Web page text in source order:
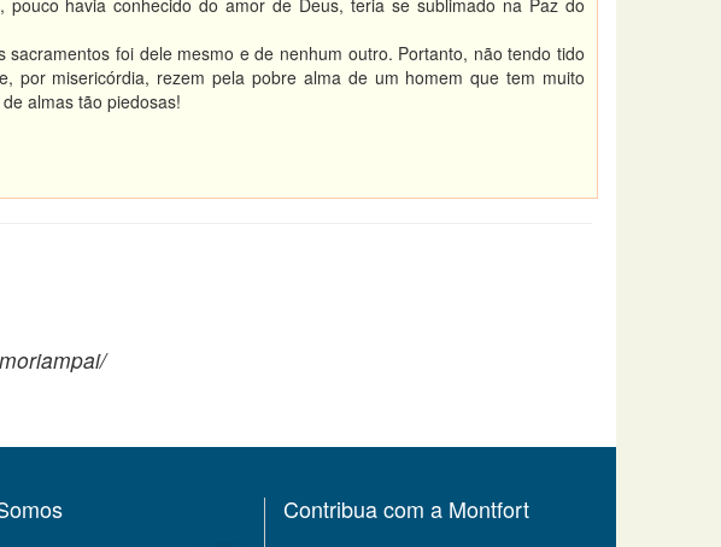
havia conhecido do amor de Deus, teria se sublimado na Paz do
foi dele mesmo e de nenhum outro. Portanto, não tendo tido
por misericórdia, rezem pela pobre alma de um homem que tem muito
almas tão piedosas!
Contribua com a Montfort